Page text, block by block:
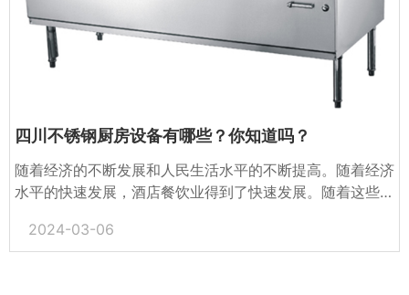
四川不锈钢厨房设备有哪些？你知道吗？
随着经济的不断发展和人民生活水平的不断提高。随着经济
水平的快速发展，酒店餐饮业得到了快速发展。随着这些行
不锈...
2024-03-06